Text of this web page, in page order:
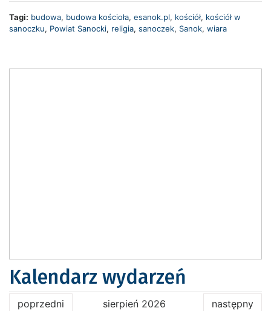
Tagi: budowa, budowa kościoła, esanok.pl, kościół, kościół w
sanoczku, Powiat Sanocki, religia, sanoczek, Sanok, wiara
Kalendarz wydarzeń
poprzedni sierpień 2026 następny